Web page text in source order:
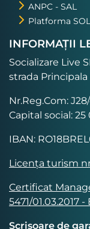
ANPC - SAL
Platforma
INFORMAȚII
Socializare Live
strada
Nr.Reg.Com:
Capital social: 25
IBAN:
Licența turism
Certificat
5471/01.03.2017
Scrisoare de